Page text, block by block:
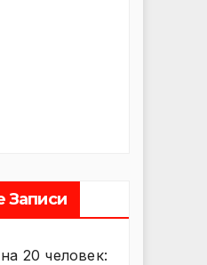
Записи
20 человек: